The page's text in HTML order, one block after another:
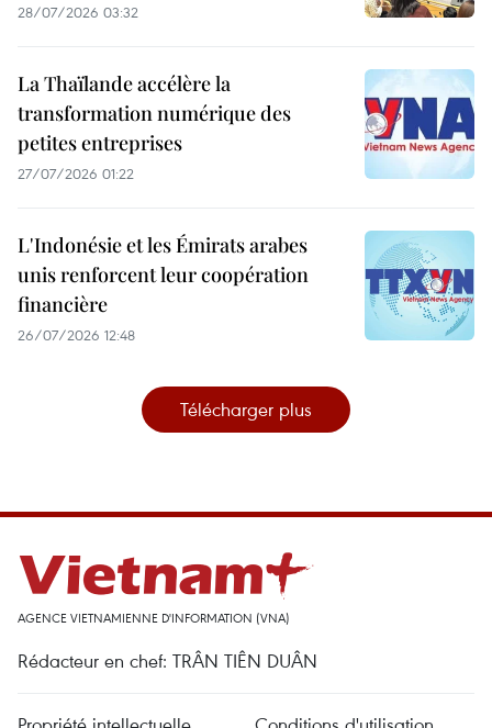
28/07/2026 03:32
La Thaïlande accélère la
transformation numérique des
petites entreprises
27/07/2026 01:22
L'Indonésie et les Émirats arabes
unis renforcent leur coopération
financière
26/07/2026 12:48
Télécharger plus
AGENCE VIETNAMIENNE D'INFORMATION (VNA)
Rédacteur en chef: TRÂN TIÊN DUÂN